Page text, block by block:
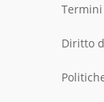
Diritto